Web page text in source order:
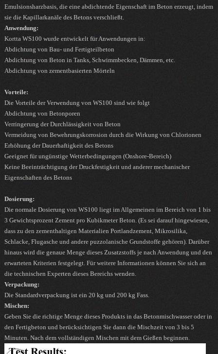
Emulsionsharzbasis, die eine abdichtende Eigenschaft im Beton erzeugt, indem
sie die Kapillarkanäle des Betons verschließt.
Anwendung:
Kortta WS100 wurde entwickelt für Anwendungen in:
Abdichtung von Bau- und Fertigteilbeton
Abdichtung von Beton in Tanks, Schwimmbecken, Dämmen, etc.
Abdichtung von zementbasierten Mörteln
Vorteile:
Die Vorteile der Verwendung von WS100 sind wie folgt
Abdichtung von Betonporen
Verringerung der Durchlässigkeit von Beton
Vermeidung von Bewehrungskorrosion durch die Wirkung von Chlorionen
Erhöhung der Dauerhaftigkeit des Betons
Geeignet für ungünstige Wetterbedingungen (Onshore-Bereich)
Keine Beeinträchtigung der Druckfestigkeit und anderer mechanischer
Eigenschaften des Betons
Dosierung:
Die normale Dosierung von WS100 liegt im Allgemeinen im Bereich von 1 bis
3 Gewichtsprozent Zement pro Kubikmeter Beton. (Es sei darauf hingewiesen,
dass zu den zementhaltigen Materialien Portlandzement, Mikrosilika,
Schlacke, Flugasche und andere puzzolanische Grundstoffe gehören). Darüber
hinaus wird die genaue Menge dieses Zusatzstoffs je nach Anwendung und den
erwarteten Kriterien festgelegt. Für weitere Informationen können Sie sich an
die technischen Experten dieses Bereichs wenden.
Verpackung:
Die Standardverpackung ist ein 20 kg und 200 kg Fass.
Mischen:
Geben Sie die richtige Menge dieses Produkts in das Betonmischwasser oder in
den Fertigbeton und berücksichtigen Sie dann die Mischzeit von 3 bis 5
Minuten. Nach dem vollständigen Mischen mit dem Gießen beginnen.